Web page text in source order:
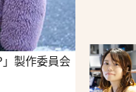
製作委員会